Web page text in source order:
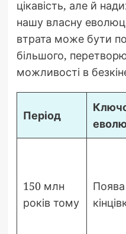
цікавість, але й
нашу власну
втрата може бути
більшого,
можливості в
Період
150 млн
років тому
Поява